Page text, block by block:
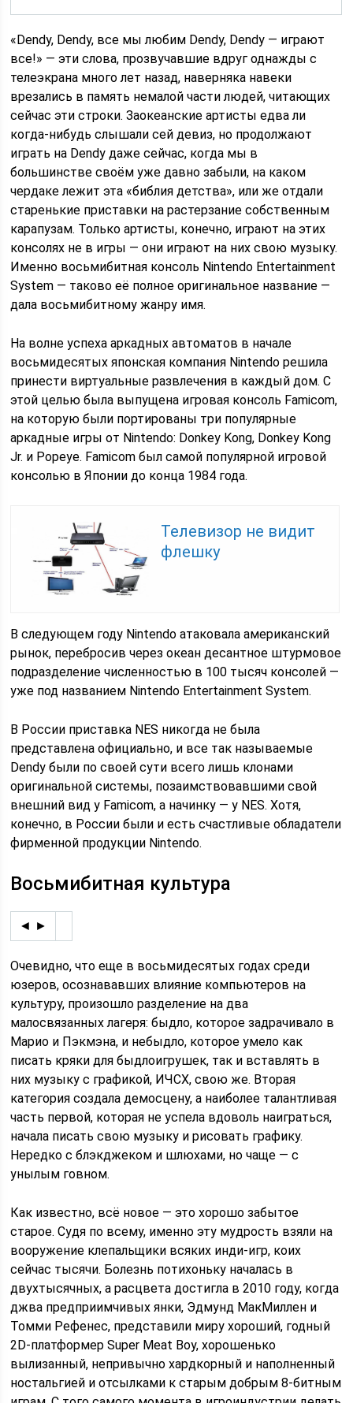
«Dendy, Dendy, все мы любим Dendy, Dendy — играют
все!» — эти слова, прозвучавшие вдруг однажды с
телеэкрана много лет назад, наверняка навеки
врезались в память немалой части людей, читающих
сейчас эти строки. Заокеанские артисты едва ли
когда-нибудь слышали сей девиз, но продолжают
играть на Dendy даже сейчас, когда мы в
большинстве своём уже давно забыли, на каком
чердаке лежит эта «библия детства», или же отдали
старенькие приставки на растерзание собственным
карапузам. Только артисты, конечно, играют на этих
консолях не в игры — они играют на них свою музыку.
Именно восьмибитная консоль Nintendo Entertainment
System — таково её полное оригинальное название —
дала восьмибитному жанру имя.
На волне успеха аркадных автоматов в начале
восьмидесятых японская компания Nintendo решила
принести виртуальные развлечения в каждый дом. С
этой целью была выпущена игровая консоль Famicom,
на которую были портированы три популярные
аркадные игры от Nintendo: Donkey Kong, Donkey Kong
Jr. и Popeye. Famicom был самой популярной игровой
консолью в Японии до конца 1984 года.
Телевизор не видит
флешку
В следующем году Nintendo атаковала американский
рынок, перебросив через океан десантное штурмовое
подразделение численностью в 100 тысяч консолей —
уже под названием Nintendo Entertainment System.
В России приставка NES никогда не была
представлена официально, и все так называемые
Dendy были по своей сути всего лишь клонами
оригинальной системы, позаимствовавшими свой
внешний вид у Famicom, а начинку — у NES. Хотя,
конечно, в России были и есть счастливые обладатели
фирменной продукции Nintendo.
Восьмибитная культура
◄ ►
Очевидно, что еще в восьмидесятых годах среди
юзеров, осознававших влияние компьютеров на
культуру, произошло разделение на два
малосвязанных лагеря: быдло, которое задрачивало в
Марио и Пэкмэна, и небыдло, которое умело как
писать кряки для быдлоигрушек, так и вставлять в
них музыку с графикой, ИЧСХ, свою же. Вторая
категория создала демосцену, а наиболее талантливая
часть первой, которая не успела вдоволь наиграться,
начала писать свою музыку и рисовать графику.
Нередко с блэкджеком и шлюхами, но чаще — с
унылым говном.
Как известно, всё новое — это хорошо забытое
старое. Судя по всему, именно эту мудрость взяли на
вооружение клепальщики всяких инди-игр, коих
сейчас тысячи. Болезнь потихоньку началась в
двухтысячных, а расцвета достигла в 2010 году, когда
джва предприимчивых янки, Эдмунд МакМиллен и
Томми Рефенес, представили миру хороший, годный
2D-платформер Super Meat Boy, хорошенько
вылизанный, непривычно хардкорный и наполненный
ностальгией и отсылками к старым добрым 8-битным